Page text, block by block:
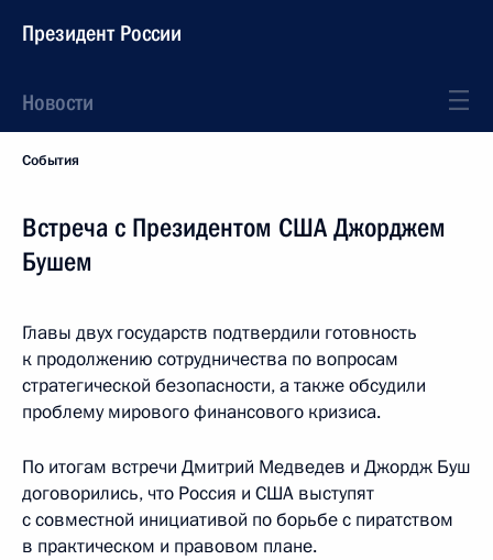
Президент России
Новости
События
Встреча с Президентом США Джорджем
Бушем
Главы двух государств подтвердили готовность
к продолжению сотрудничества по вопросам
стратегической безопасности, а также обсудили
проблему мирового финансового кризиса.
По итогам встречи Дмитрий Медведев и Джордж Буш
договорились, что Россия и США выступят
с совместной инициативой по борьбе с пиратством
в практическом и правовом плане.